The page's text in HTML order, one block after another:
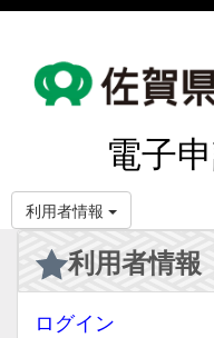
電子
利用者情報
利用者情報
ログイン